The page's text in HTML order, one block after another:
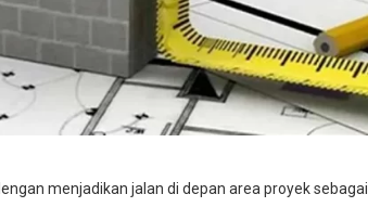
menjadikan jalan di depan area proyek sebagai